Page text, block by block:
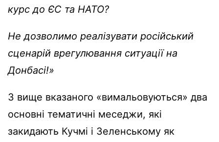
курс до ЄС та НАТО?
Не дозволимо реалізувати російський
сценарій врегулювання ситуації на
Донбасі!»
З вище вказаного «вимальовуються» два
основні тематичні меседжи, які
закидають Кучмі і Зеленському як